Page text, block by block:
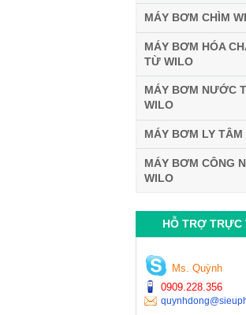
MÁY BƠM CHÌM
MÁY BƠM HÓA
TỪ WILO
MÁY BƠM NƯỚC
WILO
MÁY BƠM LY TÂM
MÁY BƠM CÔNG
WILO
HỖ TRỢ TRỰC
Ms. Quỳnh
0909.228.356